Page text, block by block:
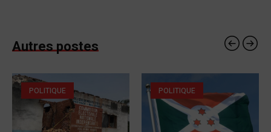
Autres postes
POLITIQUE POLITIQUE